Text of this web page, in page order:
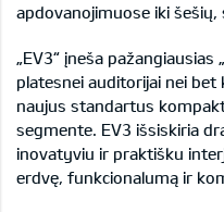
apdovanojimuose iki
„EV3“ įneša pažangiausias
platesnei auditorijai nei
naujus standartus
segmente. EV3 išsiskiria
inovatyviu ir praktišku
erdvę, funkcionalumą ir